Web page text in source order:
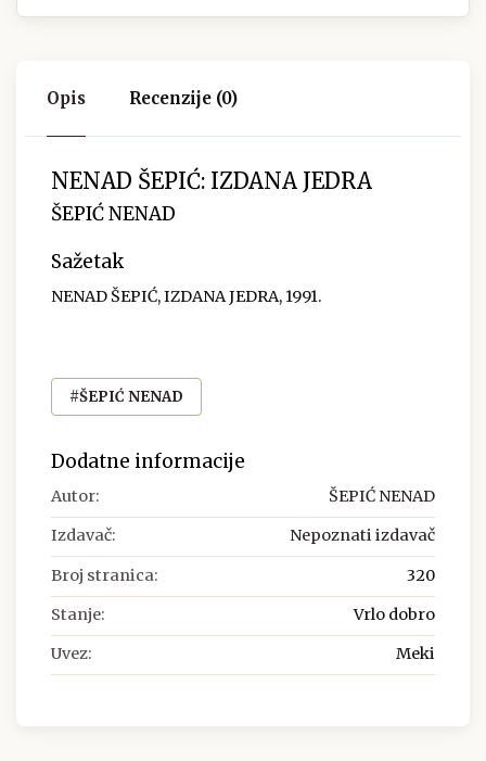
Opis Recenzije (0)
NENAD ŠEPIĆ: IZDANA JEDRA
ŠEPIĆ NENAD
Sažetak
NENAD ŠEPIĆ, IZDANA JEDRA, 1991.
#ŠEPIĆ NENAD
Dodatne informacije
Autor: ŠEPIĆ NENAD
Izdavač: Nepoznati izdavač
Broj stranica: 320
Stanje: Vrlo dobro
Uvez: Meki